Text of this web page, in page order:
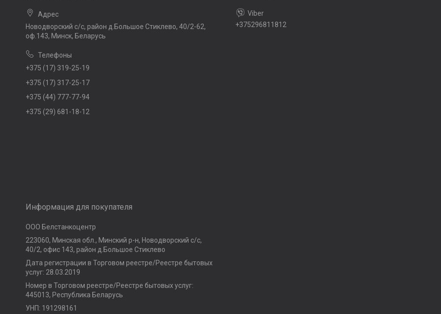
Новодворский с/с, район д.Большое Стиклево, 40/2-62,
оф.143, Минск, Беларусь
+375 (17) 319-25-19
+375 (17) 317-25-17
+375 (44) 777-77-94
+375 (29) 681-18-12
+375296811812
Информация для покупателя
ООО Белстанкоцентр
223060, Минская обл., Минский р-н, Новодворский с/с,
40/2, офис 143, район д.Большое Стиклево
Дата регистрации в Торговом реестре/Реестре бытовых
услуг: 28.03.2019
Номер в Торговом реестре/Реестре бытовых услуг:
445013, Республика Беларусь
УНП: 191298161